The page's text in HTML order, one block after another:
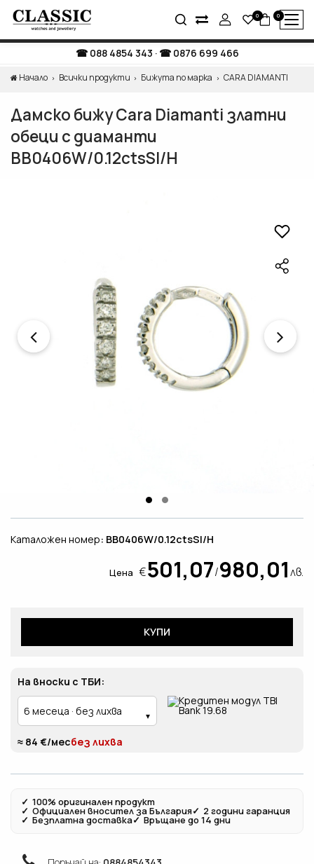
0 0
088 4854 343 · 0876 699 466
Начало Всички продукти Бижута по марка CARA DIAMANTI
Дамско бижу Cara Diamanti златни
обеци с диаманти
BB0406W/0.12ctsSI/H
Каталожен номер: BB0406W/0.12ctsSI/H
Цена €501,07/980,01лв.
КУПИ
На вноски с ТБИ:
≈ 84 €/месбез лихва
✓ 100% оригинален продукт
✓ Официален вносител за България✓ 2 години гаранция
✓ Безплатна доставка✓ Връщане до 14 дни